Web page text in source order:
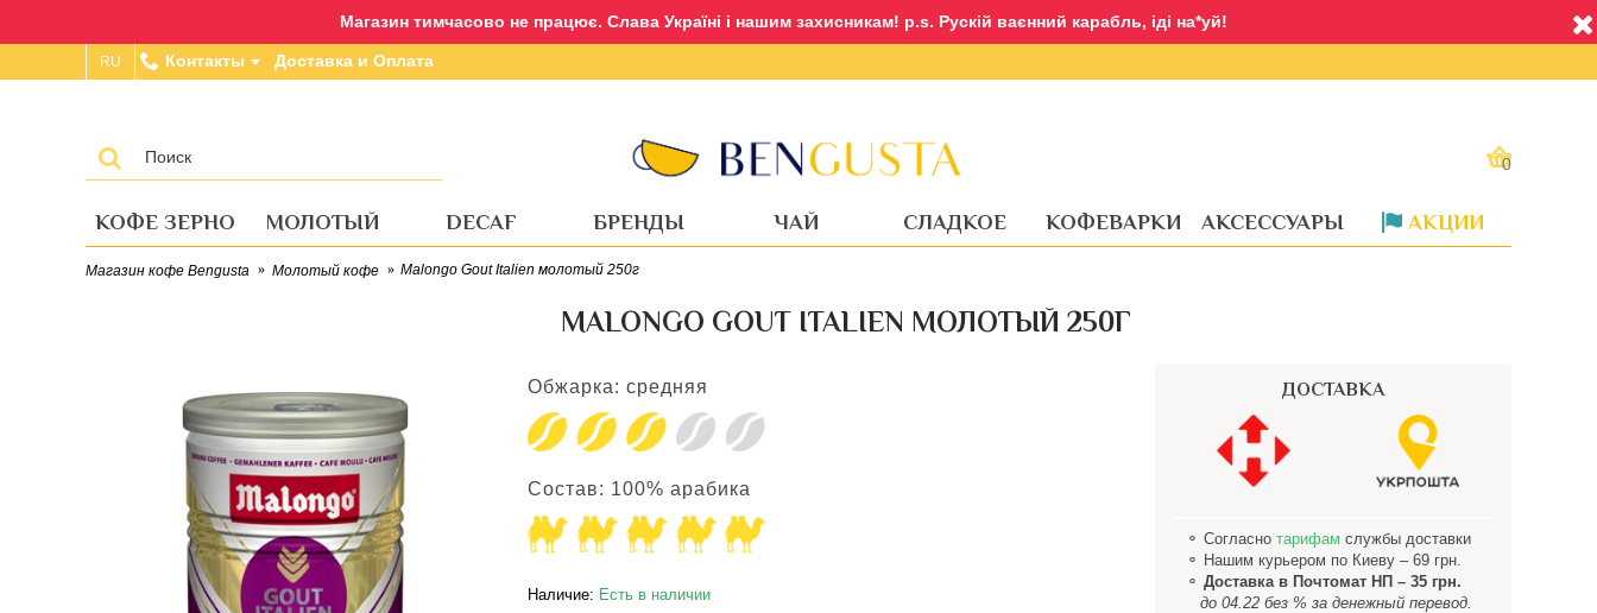
Магазин тимчасово не працює. Слава Україні і нашим захисникам! p.s. Рускій ваєнний карабль, іді на*уй!
RU Контакты
Доставка и Оплата
0
КОФЕ ЗЕРНО МОЛОТЫЙ DECAF БРЕНДЫ ЧАЙ СЛАДКОЕ КОФЕВАРКИ АКСЕССУАРЫ АКЦИИ
Магазин кофе Bengusta Молотый кофе Malongo Gout Italien молотый 250г
ДОСТАВКА
⚬ Согласно тарифам службы доставки
⚬ Нашим курьером по Киеву – 69 грн.
⚬ Доставка в Почтомат НП – 35 грн.
до 04.22 без % за денежный перевод.
MALONGO GOUT ITALIEN МОЛОТЫЙ 250Г
Обжарка: средняя
Состав: 100% арабика
Наличие: Есть в наличии